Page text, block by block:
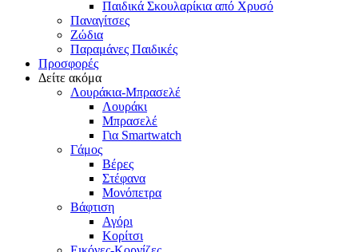
Παιδικά Σκουλαρίκια από Χρυσό
Παναγίτσες
Ζώδια
Παραμάνες Παιδικές
Προσφορές
Δείτε ακόμα
Λουράκια-Μπρασελέ
Λουράκι
Μπρασελέ
Για Smartwatch
Γάμος
Βέρες
Στέφανα
Μονόπετρα
Βάφτιση
Αγόρι
Κορίτσι